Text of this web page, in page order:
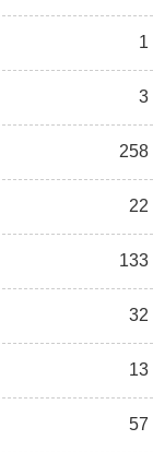
1
3
258
22
133
32
13
57